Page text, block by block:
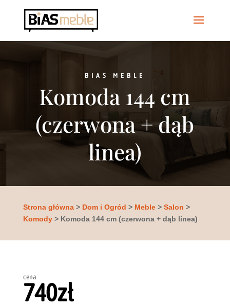
BIAS MEBLE
Komoda 144 cm
(czerwona + dąb
linea)
Strona główna> Dom i Ogród > Meble> Salon >
Komody> Komoda 144 cm (czerwona + dąb linea)
cena
740zł